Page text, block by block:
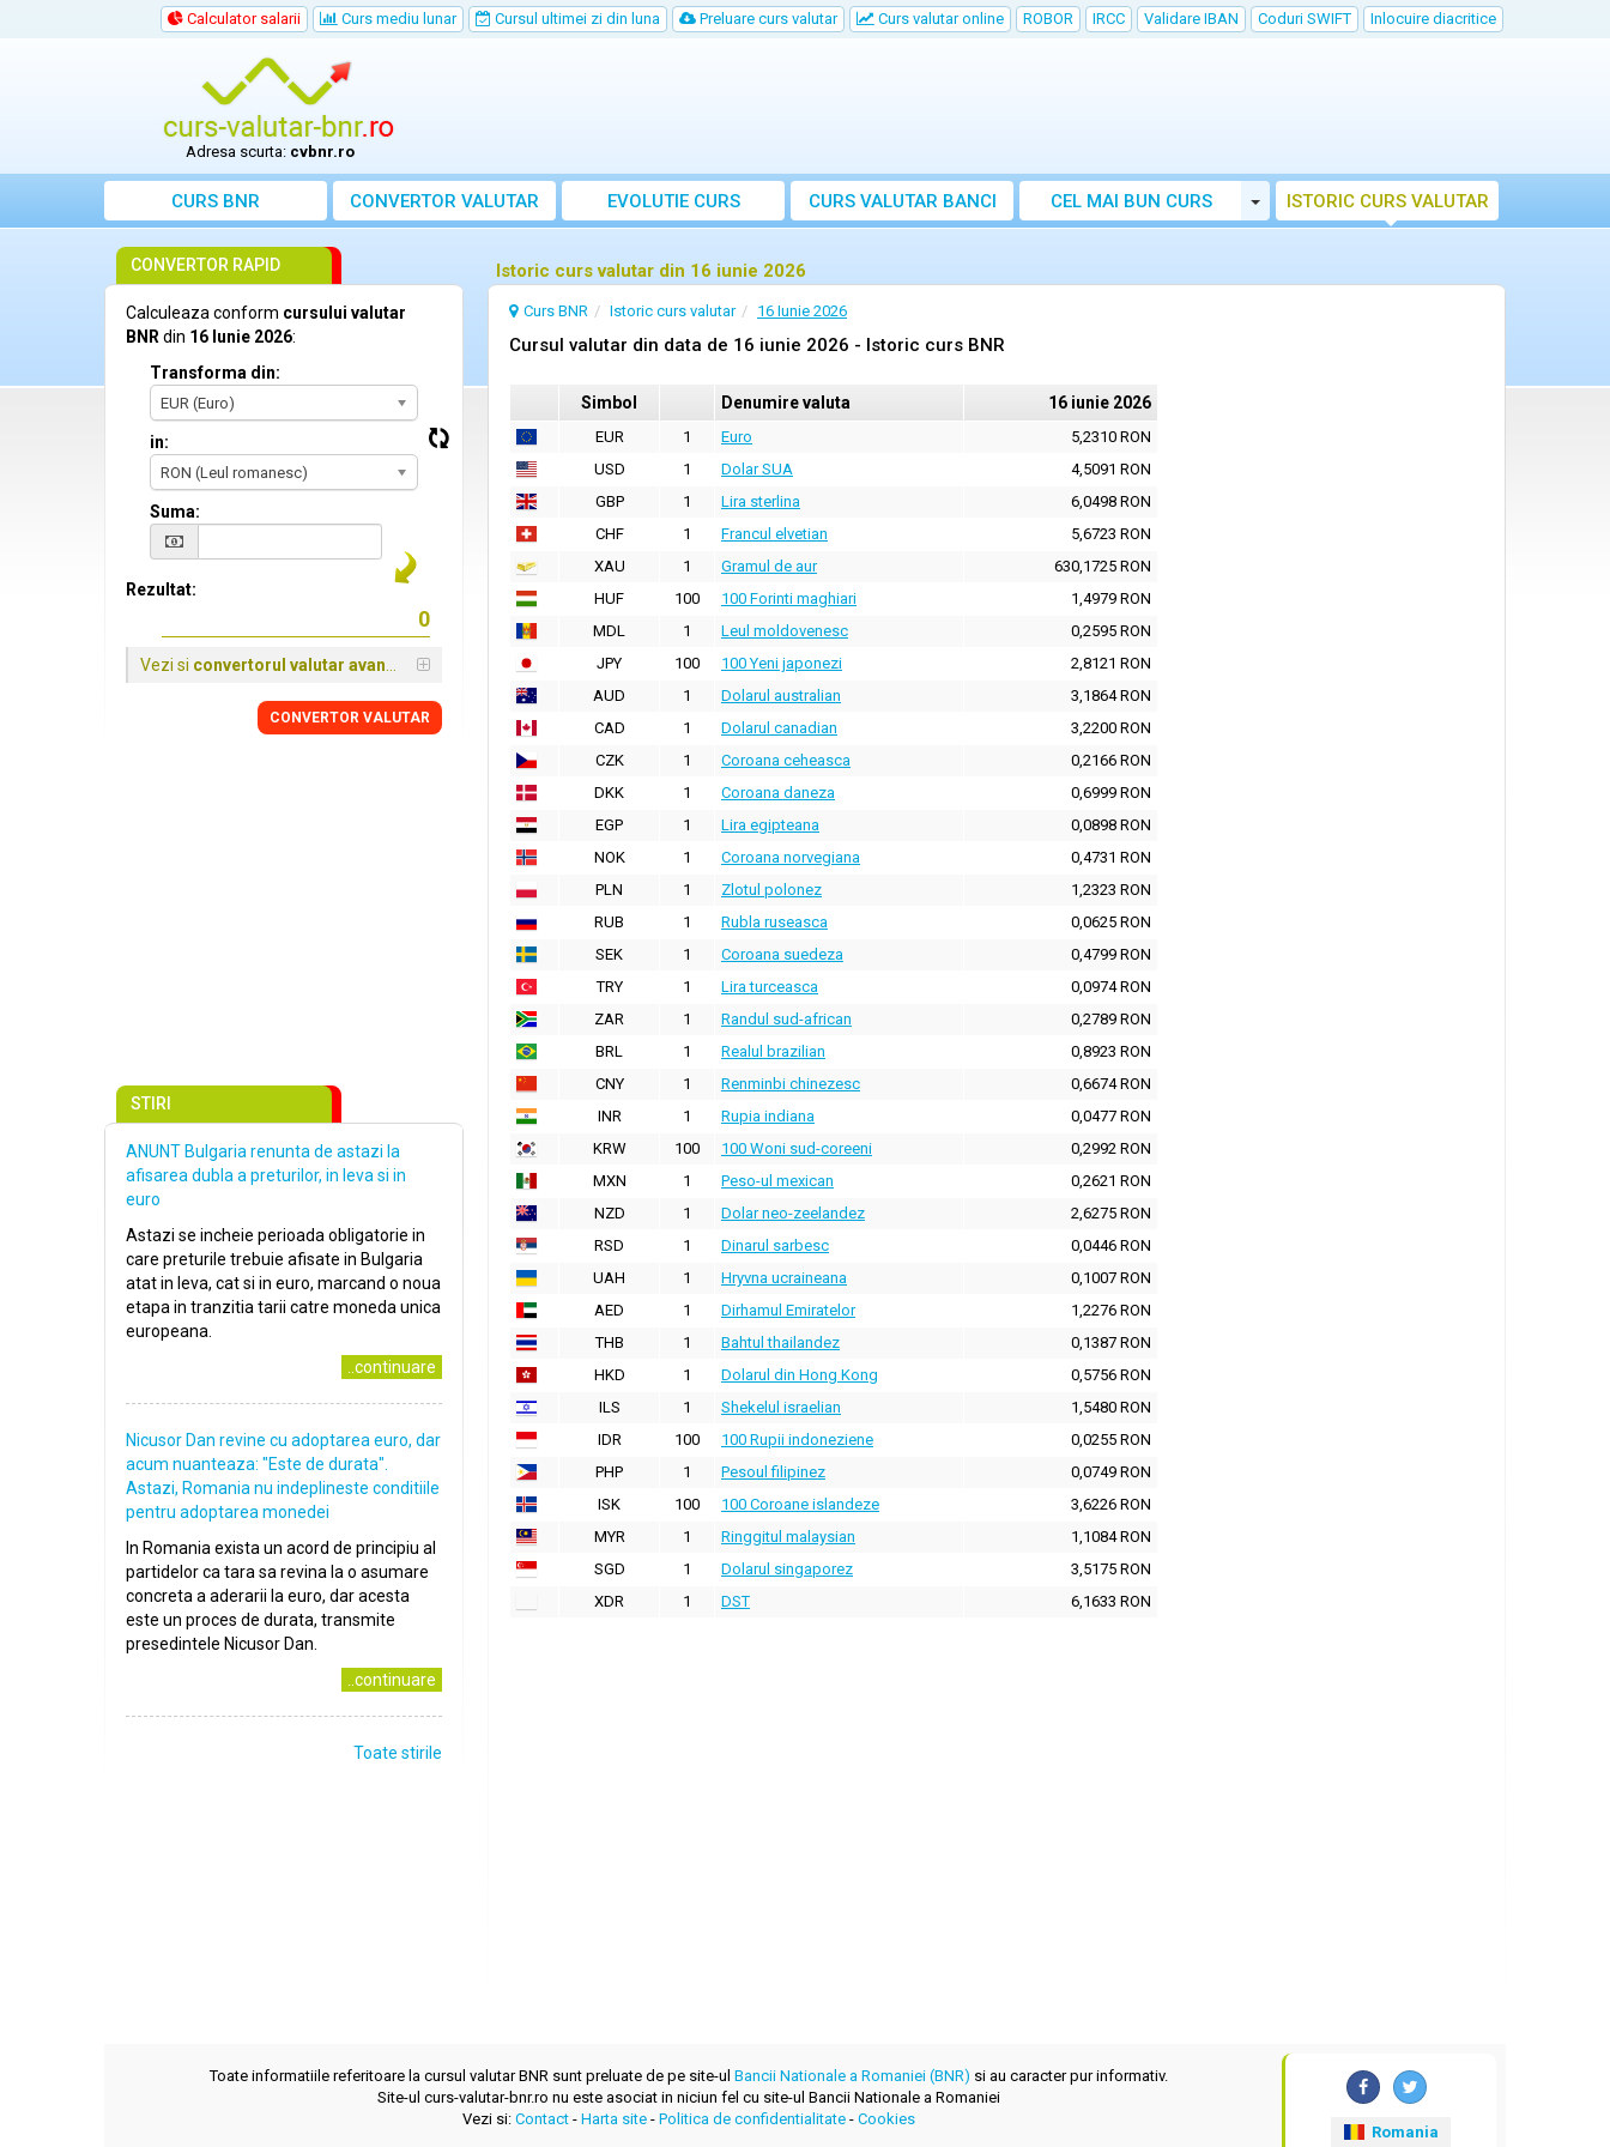
Calculator salarii Curs mediu lunar Cursul ultimei zi din luna Preluare curs valutar Curs valutar online ROBOR IRCC Validare IBAN Coduri SWIFT Inlocuire diacritice
Adresa scurta: cvbnr.ro
CURS BNR CONVERTOR VALUTAR EVOLUTIE CURS CURS VALUTAR BANCI CEL MAI BUN CURS Toggle Dropdown
ISTORIC CURS VALUTAR
Istoric curs valutar din 16 iunie 2026
Curs BNR Istoric curs valutar 16 Iunie 2026
Cursul valutar din data de 16 iunie 2026 - Istoric curs BNR
Simbol Denumire valuta 16 iunie 2026
EUR 1 Euro
5,2310 RON
USD
1 Dolar SUA
4,5091 RON
GBP
1 Lira sterlina
6,0498 RON
CHF
1 Francul elvetian
5,6723 RON
XAU
1 Gramul de aur
630,1725 RON
HUF
100 100 Forinti maghiari
1,4979 RON
MDL
1 Leul moldovenesc
0,2595 RON
JPY
100 100 Yeni japonezi
2,8121 RON
AUD
1 Dolarul australian
3,1864 RON
CAD
1 Dolarul canadian
3,2200 RON
CZK
1 Coroana ceheasca
0,2166 RON
DKK
1 Coroana daneza
0,6999 RON
EGP
1 Lira egipteana
0,0898 RON
NOK
1 Coroana norvegiana
0,4731 RON
PLN
1 Zlotul polonez
1,2323 RON
RUB
1 Rubla ruseasca
0,0625 RON
SEK
1 Coroana suedeza
0,4799 RON
TRY
1 Lira turceasca
0,0974 RON
ZAR
1 Randul sud-african
0,2789 RON
BRL
1 Realul brazilian
0,8923 RON
CNY
1 Renminbi chinezesc
0,6674 RON
INR
1 Rupia indiana
0,0477 RON
KRW
100 100 Woni sud-coreeni
0,2992 RON
MXN
1 Peso-ul mexican
0,2621 RON
NZD
1 Dolar neo-zeelandez
2,6275 RON
RSD
1 Dinarul sarbesc
0,0446 RON
UAH
1 Hryvna ucraineana
0,1007 RON
AED
1 Dirhamul Emiratelor
1,2276 RON
THB
1 Bahtul thailandez
0,1387 RON
HKD
1 Dolarul din Hong Kong
0,5756 RON
ILS
1 Shekelul israelian
1,5480 RON
IDR
100 100 Rupii indoneziene
0,0255 RON
PHP
1 Pesoul filipinez
0,0749 RON
ISK
100 100 Coroane islandeze
3,6226 RON
MYR
1 Ringgitul malaysian
1,1084 RON
SGD
1 Dolarul singaporez
3,5175 RON
XDR
1 DST 6,1633 RON
CONVERTOR RAPID
Calculeaza conform cursului valutar
BNR din 16 Iunie 2026:
Transforma din:
EUR (Euro)
in:
RON (Leul romanesc)
Suma:
Rezultat:
Vezi si convertorul valutar avansat
CONVERTOR VALUTAR
STIRI
ANUNT Bulgaria renunta de astazi la
afisarea dubla a preturilor, in leva si in
euro
Astazi se incheie perioada obligatorie in
care preturile trebuie afisate in Bulgaria
atat in leva, cat si in euro, marcand o noua
etapa in tranzitia tarii catre moneda unica
europeana.
..continuare
Nicusor Dan revine cu adoptarea euro, dar
acum nuanteaza: "Este de durata".
Astazi, Romania nu indeplineste conditiile
pentru adoptarea monedei
In Romania exista un acord de principiu al
partidelor ca tara sa revina la o asumare
concreta a aderarii la euro, dar acesta
este un proces de durata, transmite
presedintele Nicusor Dan.
..continuare
Toate stirile
Toate informatiile referitoare la cursul valutar BNR sunt preluate de pe site-ul Bancii Nationale a Romaniei (BNR) si au caracter pur informativ.
Site-ul curs-valutar-bnr.ro nu este asociat in niciun fel cu site-ul Bancii Nationale a Romaniei
Vezi si: Contact- Harta site- Politica de confidentialitate- Cookies
Romania